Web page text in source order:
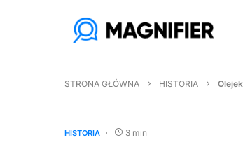
STRONA GŁÓWNA HISTORIA
HISTORIA 3 min